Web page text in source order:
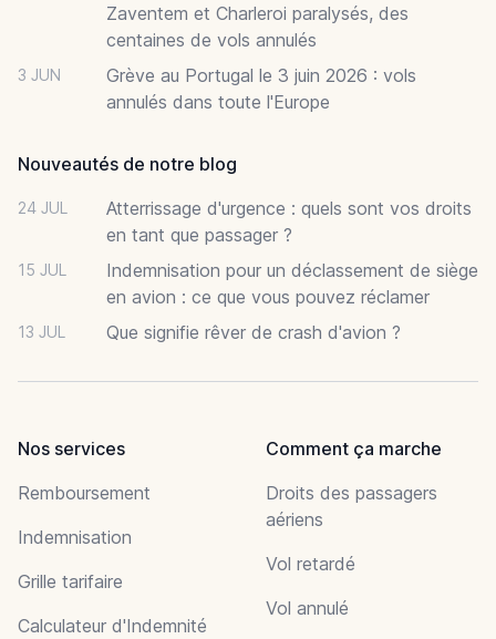
Zaventem et Charleroi paralysés, des
centaines de vols annulés
3 JUN
Grève au Portugal le 3 juin 2026 : vols
annulés dans toute l'Europe
Nouveautés de notre blog
24 JUL
Atterrissage d'urgence : quels sont vos droits
en tant que passager ?
15 JUL
Indemnisation pour un déclassement de siège
en avion : ce que vous pouvez réclamer
13 JUL Que signifie rêver de crash d'avion ?
Nos services
Remboursement
Indemnisation
Grille tarifaire
Calculateur d'Indemnité
Comment ça marche
Droits des passagers
aériens
Vol retardé
Vol annulé